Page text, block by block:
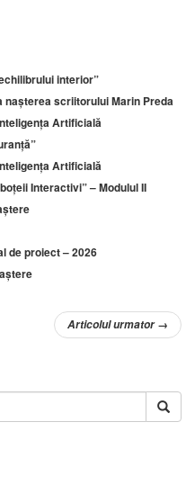
interior”
nașterea scriitorului Marin Preda
Artificială
Artificială
Interactivi” – Modulul II
de proiect – 2026
Articolul urmator→